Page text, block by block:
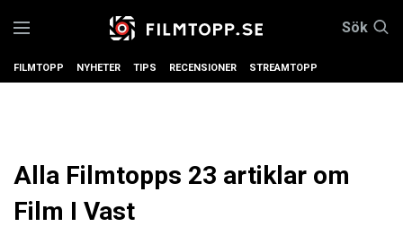
Sök
FILMTOPP NYHETER TIPS RECENSIONER STREAMTOPP
Alla Filmtopps 23 artiklar om
Film I Vast